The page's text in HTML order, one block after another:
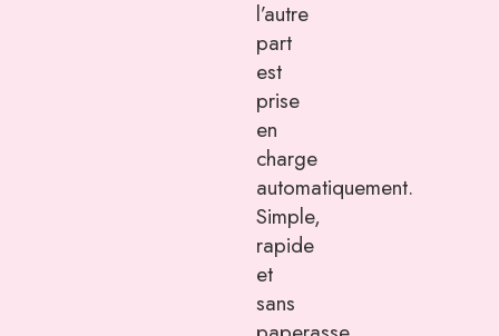
l’autre
part
est
prise
en
charge
automatiquement.
Simple,
rapide
et
sans